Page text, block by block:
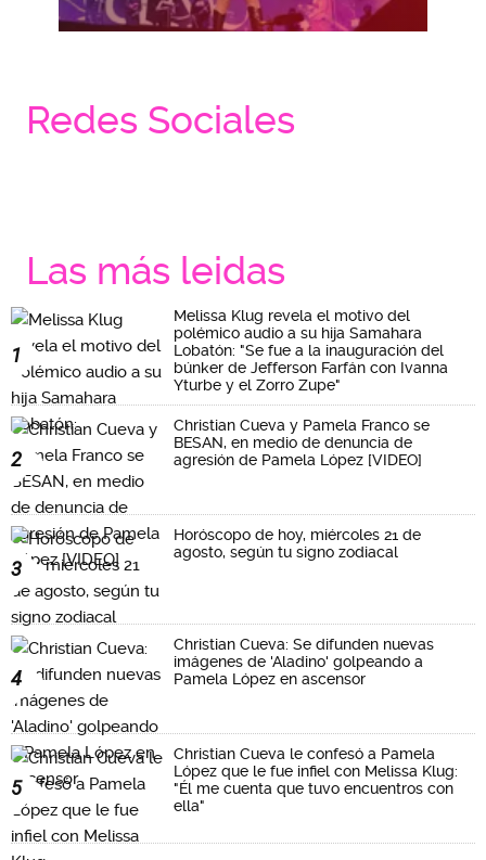
Redes Sociales
Las más leidas
1
Melissa Klug revela el motivo del
polémico audio a su hija Samahara
Lobatón: "Se fue a la inauguración del
búnker de Jefferson Farfán con Ivanna
Yturbe y el Zorro Zupe"
2
Christian Cueva y Pamela Franco se
BESAN, en medio de denuncia de
agresión de Pamela López [VIDEO]
3
Horóscopo de hoy, miércoles 21 de
agosto, según tu signo zodiacal
4
Christian Cueva: Se difunden nuevas
imágenes de 'Aladino' golpeando a
Pamela López en ascensor
5
Christian Cueva le confesó a Pamela
López que le fue infiel con Melissa Klug:
"Él me cuenta que tuvo encuentros con
ella"